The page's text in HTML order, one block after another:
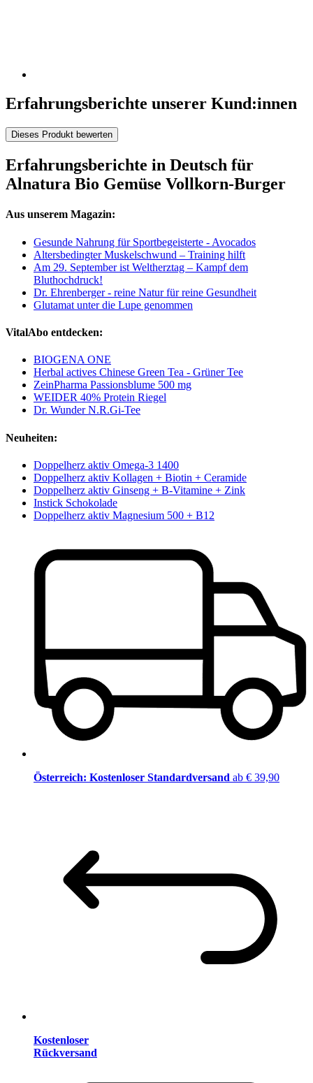
Erfahrungsberichte unserer Kund:innen
Dieses Produkt bewerten
Erfahrungsberichte in Deutsch für
Alnatura Bio Gemüse Vollkorn-Burger
Aus unserem Magazin:
Gesunde Nahrung für Sportbegeisterte - Avocados
Altersbedingter Muskelschwund – Training hilft
Am 29. September ist Weltherztag – Kampf dem
Bluthochdruck!
Dr. Ehrenberger - reine Natur für reine Gesundheit
Glutamat unter die Lupe genommen
VitalAbo entdecken:
BIOGENA ONE
Herbal actives Chinese Green Tea - Grüner Tee
ZeinPharma Passionsblume 500 mg
WEIDER 40% Protein Riegel
Dr. Wunder N.R.Gi-Tee
Neuheiten:
Doppelherz aktiv Omega-3 1400
Doppelherz aktiv Kollagen + Biotin + Ceramide
Doppelherz aktiv Ginseng + B-Vitamine + Zink
Instick Schokolade
Doppelherz aktiv Magnesium 500 + B12
Österreich: Kostenloser Standardversand ab € 39,90
Kostenloser
Rückversand